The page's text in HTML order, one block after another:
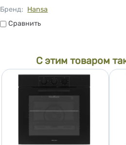
Бренд: Hansa
СравнитьСравнить
С этим товаром